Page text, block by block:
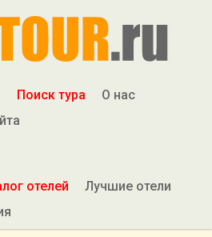
Поиск тура
О нас
отелей
Лучшие отели